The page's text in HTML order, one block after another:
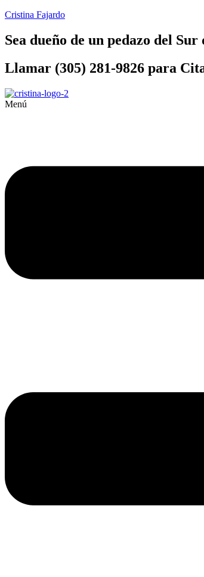
Cristina Fajardo
Sea dueño de un pedazo del
Llamar (305) 281-9826 para
Menú